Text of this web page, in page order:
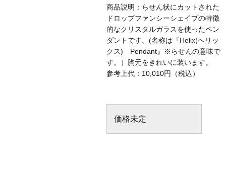
商品説明：らせん状にカットされた
ドロップファンシーシェイプの特徴
的なクリスタルガラスを使ったペン
ダントです。(名称は『Helix(へリッ
クス) Pendant』※らせんの意味で
す。）胸元をきれいに装います。
参考上代：10,010円（税込）
価格未定